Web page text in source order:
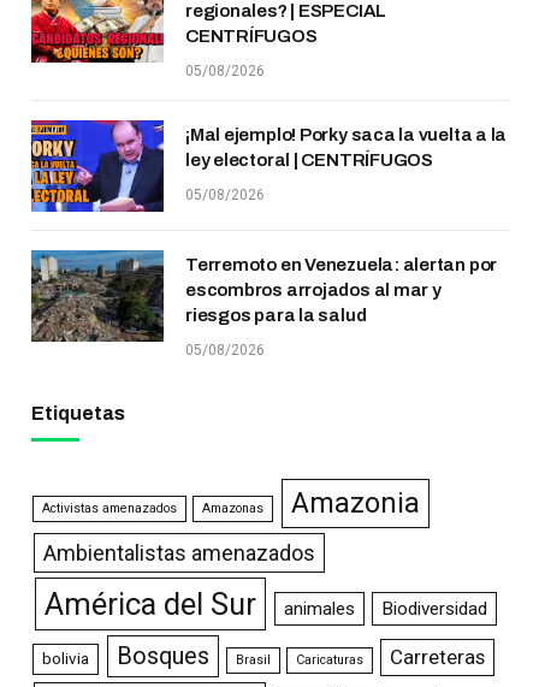
regionales? | ESPECIAL
CENTRÍFUGOS
05/08/2026
¡Mal ejemplo! Porky saca la vuelta a la
ley electoral | CENTRÍFUGOS
05/08/2026
Terremoto en Venezuela: alertan por
escombros arrojados al mar y
riesgos para la salud
05/08/2026
Etiquetas
Activistas amenazados Amazonas Amazonia
Ambientalistas amenazados
América del Sur animales Biodiversidad
bolivia Bosques Brasil Caricaturas Carreteras